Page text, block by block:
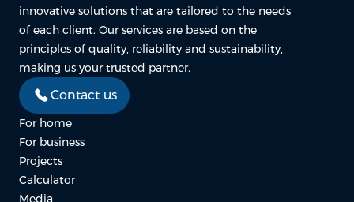
innovative solutions that are tailored to the needs
of each client. Our services are based on the
principles of quality, reliability and sustainability,
making us your trusted partner.
Contact us
For home
For business
Projects
Calculator
Media